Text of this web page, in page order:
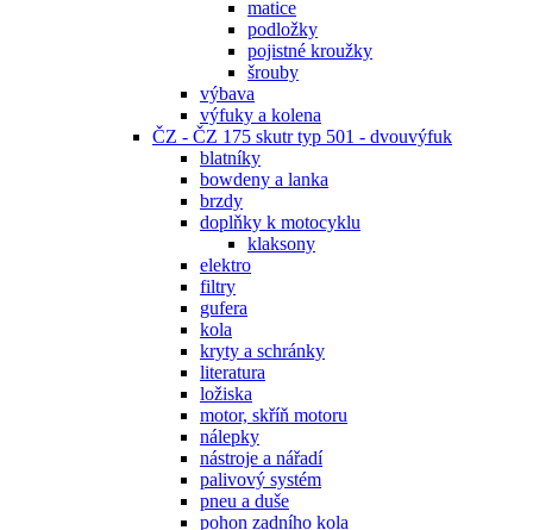
matice
podložky
pojistné kroužky
šrouby
výbava
výfuky a kolena
ČZ - ČZ 175 skutr typ 501 - dvouvýfuk
blatníky
bowdeny a lanka
brzdy
doplňky k motocyklu
klaksony
elektro
filtry
gufera
kola
kryty a schránky
literatura
ložiska
motor, skříň motoru
nálepky
nástroje a nářadí
palivový systém
pneu a duše
pohon zadního kola